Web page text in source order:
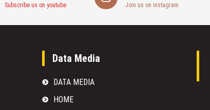
Subscribe us on youtube Join us on instagram
Data Media
DATA MEDIA
HOME